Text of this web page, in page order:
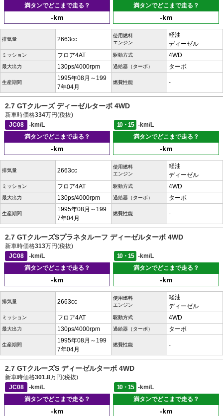
満タンでどこまで走る？
-km
満タンでどこまで走る？
-km
排気量 2663cc
使用燃料
エンジン
軽油
ディーゼル
ミッション フロア4AT 駆動方式 4WD
最大出力 130ps/4000rpm 過給器（ターボ） ターボ
生産期間
1995年08月～199
7年04月
燃費性能 -
2.7 GTクルーズ ディーゼルターボ 4WD
新車時価格334万円(税抜)
JC08
-km/L 10・15
-km/L
満タンでどこまで走る？
-km
満タンでどこまで走る？
-km
排気量 2663cc
使用燃料
エンジン
軽油
ディーゼル
ミッション フロア4AT 駆動方式 4WD
最大出力 130ps/4000rpm 過給器（ターボ） ターボ
生産期間
1995年08月～199
7年04月
燃費性能 -
2.7 GTクルーズSプラネタルーフ ディーゼルターボ 4WD
新車時価格313万円(税抜)
JC08
-km/L 10・15
-km/L
満タンでどこまで走る？
-km
満タンでどこまで走る？
-km
排気量 2663cc
使用燃料
エンジン
軽油
ディーゼル
ミッション フロア4AT 駆動方式 4WD
最大出力 130ps/4000rpm 過給器（ターボ） ターボ
生産期間
1995年08月～199
7年04月
燃費性能 -
2.7 GTクルーズS ディーゼルターボ 4WD
新車時価格301.8万円(税抜)
JC08
-km/L 10・15
-km/L
満タンでどこまで走る？
-km
満タンでどこまで走る？
-km